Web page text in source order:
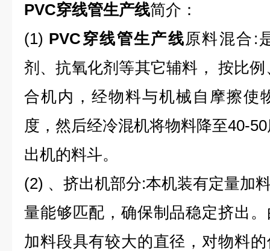
PVC穿线管生产线简介：
(1) PVC穿线管生产线原料混合:
剂、抗氧化剂 等其它辅料， 按比
合机内，经物料与机械自摩擦使
度，然后经冷混机将物料降至40-
出机的料斗。
(2) 、挤出机部分:本机装有定量加
量能够匹配，确保制品稳定挤出
加料段具有较大的直径，对物料